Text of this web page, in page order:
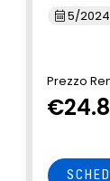
5/2024
Prezzo